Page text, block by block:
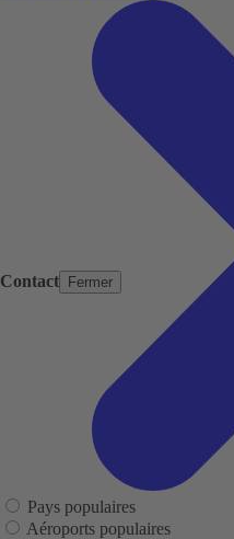
Contact Fermer
Pays populaires
Aéroports populaires